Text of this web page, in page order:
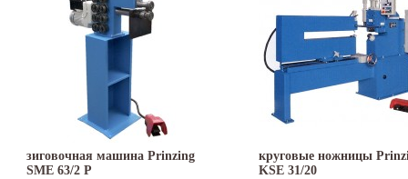
зиговочная машина Prinzing
SMЕ 63/2 P
круговые ножницы
KSE 31/20